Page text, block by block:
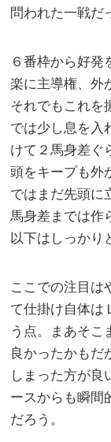
問われた一戦だ
６番枠から好発
楽に主導権、外
それでもこれを
では少し息を入
けて２馬身差ぐ
頭をキープも外
ではまだ先頭に
馬身差までは作
以下はしっかり
ここでの注目は
て仕掛け自体は
う点。まあそこ
良かったかもだ
しまった方が良
ースからも瞬間
だろう。